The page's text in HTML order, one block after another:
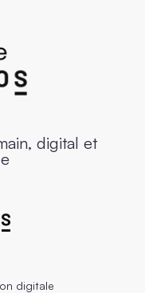
digital et
digitale